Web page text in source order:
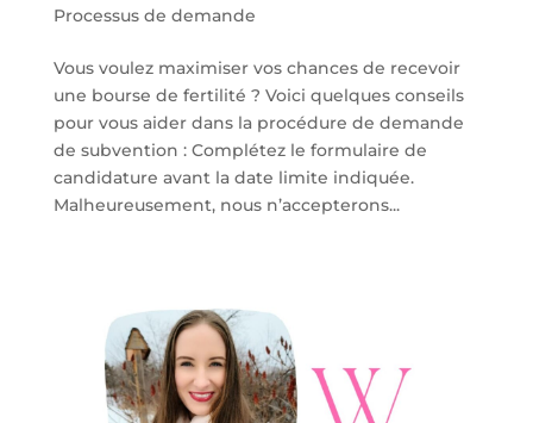
Processus de demande
Vous voulez maximiser vos chances de recevoir
une bourse de fertilité ? Voici quelques conseils
pour vous aider dans la procédure de demande
de subvention : Complétez le formulaire de
candidature avant la date limite indiquée.
Malheureusement, nous n’accepterons...